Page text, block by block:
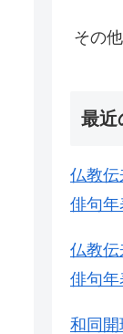
その他
最近
仏教
俳句年
仏教
俳句年
和同